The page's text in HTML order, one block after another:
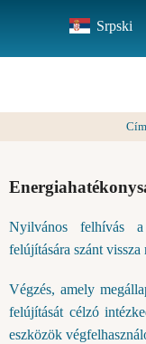
tartalomra
Srpski
Nyilvános felhívás
felújítására szánt
Végzés, amely
felújítását célzó
eszközök